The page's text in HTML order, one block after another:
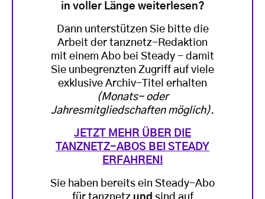
in voller Länge weiterlesen?
Dann unterstützen Sie bitte die
Arbeit der tanznetz-Redaktion
mit einem Abo bei Steady - damit
Sie unbegrenzten Zugriff auf viele
exklusive Archiv-Titel erhalten
(Monats- oder
Jahresmitgliedschaften möglich).
JETZT MEHR ÜBER DIE
TANZNETZ-ABOS BEI STEADY
ERFAHREN!
Sie haben bereits ein Steady-Abo